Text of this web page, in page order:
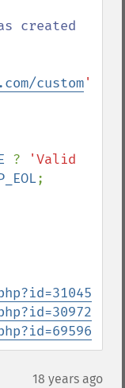
created
custom'
?
'Valid
;
18 years ago